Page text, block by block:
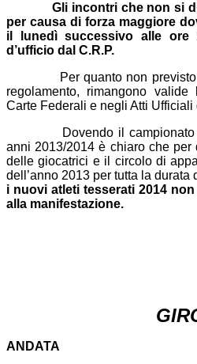
Gli incontri che non si
per causa di forza maggiore
il lunedì successivo alle ore
d’ufficio dal C.R.P.
Per quanto non previsto
regolamento, rimangono
Carte Federali e negli Atti Ufficiali
Dovendo il campionato a
anni 2013/2014 è chiaro che
delle giocatrici e il circolo di
dell’anno 2013 per tutta la durata
i nuovi atleti tesserati 2014
alla manifestazione.
ANDATA